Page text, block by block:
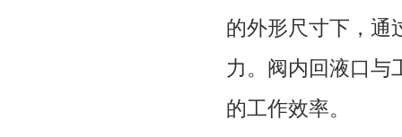
的外形尺寸下，通
力。阀内回液口与
的工作效率。